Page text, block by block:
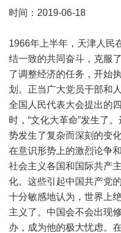
时间：2019-06-18
1966年上半年，天津人民
结一致的共同奋斗，克服
了调整经济的任务，开始
划。正当广大党员干部和
全国人民代表大会提出的
时，“文化大革命”发生了
势发生了复杂而深刻的变
在意识形势上的激烈论争
社会主义各国和国际共产
化。这些引起中国共产党
十分敏感地认为，世界上
主义了。中国会不会出现
办，成为他的极大忧虑。